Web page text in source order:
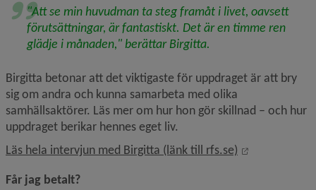
"Att se min huvudman ta steg framåt i livet, oavsett
förutsättningar, är fantastiskt. Det är en timme ren
glädje i månaden," berättar Birgitta.
Birgitta betonar att det viktigaste för uppdraget är att bry
sig om andra och kunna samarbeta med olika
samhällsaktörer. Läs mer om hur hon gör skillnad – och hur
uppdraget berikar hennes eget liv.
Läs hela intervjun med Birgitta (länk till rfs.se)
Länk till
Får jag betalt?